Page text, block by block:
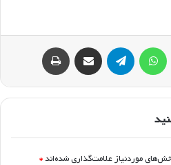
پینتریست تلگرام اشتراک گذاری با ایمیل
موردنیاز علامت‌گذاری شده‌اند *